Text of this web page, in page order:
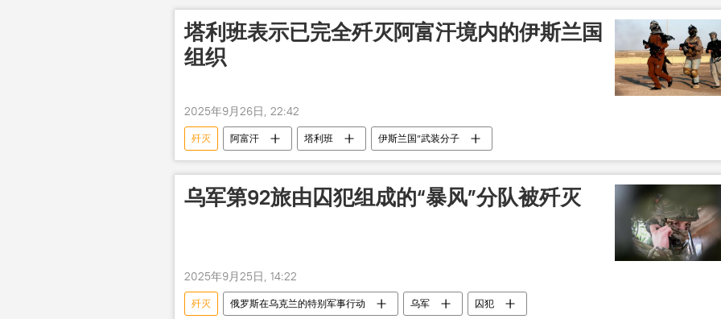
塔利班表示已完全歼灭阿富汗境内的伊斯兰国
组织
2025年9月26日, 22:42
歼灭 阿富汗 塔利班 伊斯兰国”武装分子
乌军第92旅由囚犯组成的“暴风”分队被歼灭
2025年9月25日, 14:22
歼灭 俄罗斯在乌克兰的特别军事行动 乌军 囚犯